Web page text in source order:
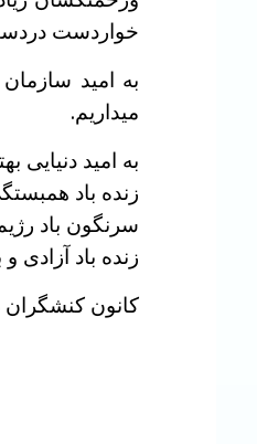
خواردست
به امید
میداریم.
به امید دنیایی
زنده باد
سرنگون باد
زنده باد آزادی و
کانون